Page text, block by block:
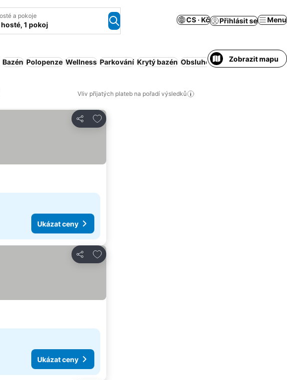
a pokoje
1 pokoj
CS · Kč Přihlásit se Menu
Bazén Polopenze Wellness Parkování Krytý bazén Obsluhovaný apartmán Sauna
Zobrazit mapu
Vliv přijatých plateb na pořadí výsledků
Sdílet
Přidat na seznam oblíbených hotelů
Ukázat ceny
Sdílet
Přidat na seznam oblíbených hotelů
Ukázat ceny